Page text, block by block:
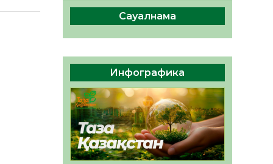
Руслан Рүстемұлы облыс
әкімінің кеңесшісі болып
тағайындалды
05.08.2026
65 0
Сауалнама
Инфографика